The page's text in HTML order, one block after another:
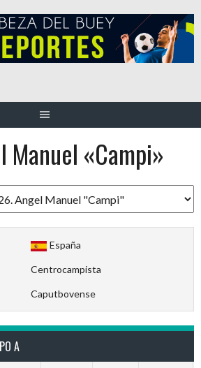
Manuel «Campi»
España
Centrocampista
Caputbovense
A